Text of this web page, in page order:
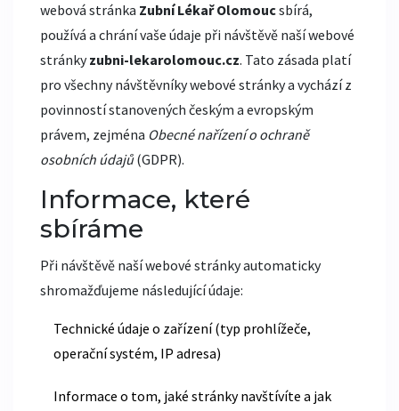
webová stránka Zubní Lékař Olomoucsbírá,
používá a chrání vaše údaje při návštěvě naší webové
stránkyzubni-lekarolomouc.cz. Tato zásada platí
pro všechny návštěvníky webové stránky a vychází z
povinností stanovených českým a evropským
právem, zejména Obecné nařízení o ochraně
osobních údajů(GDPR).
Informace, které
sbíráme
Při návštěvě naší webové stránky automaticky
shromažďujeme následující údaje:
Technické údaje o zařízení (typ prohlížeče,
operační systém, IP adresa)
Informace o tom, jaké stránky navštívíte a jak